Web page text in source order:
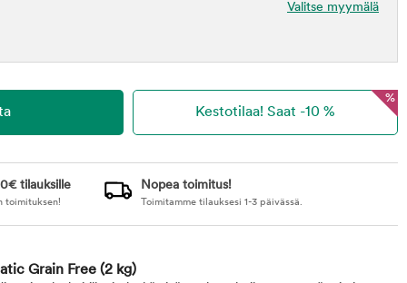
Valitse myymälä
%
tilauksille
toimituksen!
Nopea toimitus!
Toimitamme tilauksesi 1-3 päivässä.
Grain Free (2 kg)